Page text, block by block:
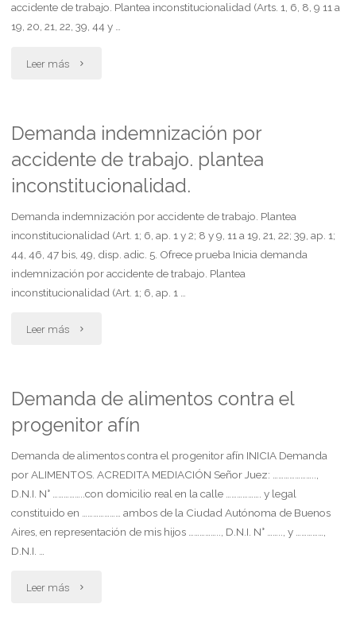
accidente de trabajo. Plantea inconstitucionalidad (Arts. 1, 6, 8, 9 11 a
19, 20, 21, 22, 39, 44 y …
Leer más "Demanda
por
accidente
de
trabajo.
plantea
Demanda indemnización por
accidente de trabajo. plantea
inconstitucionalidad.
Demanda indemnización por accidente de trabajo. Plantea
inconstitucionalidad (Art. 1; 6, ap. 1 y 2; 8 y 9, 11 a 19, 21, 22; 39, ap. 1;
44, 46, 47 bis, 49, disp. adic. 5. Ofrece prueba Inicia demanda
indemnización por accidente de trabajo. Plantea
inconstitucionalidad (Art. 1; 6, ap. 1 …
Leer más "Demanda
por
accidente
de
plantea
Demanda de alimentos contra el
progenitor afín
Demanda de alimentos contra el progenitor afín INICIA Demanda
por ALIMENTOS. ACREDITA MEDIACIÓN Señor Juez: …………………..,
D.N.I. N° ……………..con domicilio real en la calle ………………. y legal
constituido en ………………… ambos de la Ciudad Autónoma de Buenos
Aires, en representación de mis hijos …………….., D.N.I. N° …….., y ……………,
D.N.I. …
Leer más "Demanda